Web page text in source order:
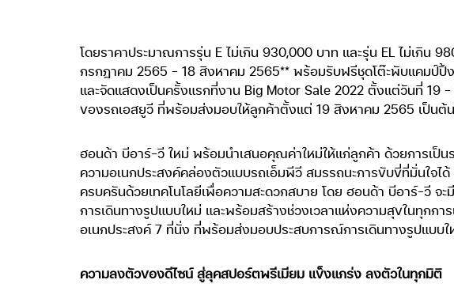
โดยราคาประมาณการรุ่น E ไม่เกิน 930,000 บาท และรุ่น EL ไม่เกิน
กรกฎาคม 2565 – 18 สิงหาคม 2565** พร้อมรับฟรีชุดโต๊ะพับแคมป์ปิ้
และจัดแสดงเป็นครั้งแรกที่งาน Big Motor Sale 2022 ตั้งแต่วันที่ 19
ของรถเอสยูวี ที่พร้อมส่งมอบให้ลูกค้าตั้งแต่ 19 สิงหาคม 2565 เป็นต้
ฮอนด้า บีอาร์-วี ใหม่ พร้อมนำเสนอคุณค่าใหม่ให้แก่ลูกค้า ด้วยการเป็
ความอเนกประสงค์คล่องตัวแบบรถเอ็มพีวี สมรรถนะการขับขี่ที่มั่นใจ
ครบครันด้วยเทคโนโลยีเพื่อความสะดวกสบาย โดย ฮอนด้า บีอาร์-วี
การเดินทางรูปแบบใหม่ และพร้อมสร้างช่วงเวลาแห่งความสุขในทุกก
อเนกประสงค์ 7 ที่นั่ง ที่พร้อมส่งมอบประสบการณ์การเดินทางรูปแบ
ความลงตัวของดีไซน์ สู่ลุคสปอร์ตพรีเมียม แข็งแกร่ง ลงตัวในทุกมิติ